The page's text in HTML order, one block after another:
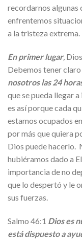
recordarnos algunas
enfrentemos
a la tristeza extrema.
En primer lugar,
Debemos tener claro
nosotros las 24
que se pueda llegar
es así porque cada
estamos ocupados
por más que quiera
Dios puede hacerlo.
hubiéramos dado a
importancia de no
que lo despertó y le
sus fuerzas.
Salmo 46:1 Dios es
está dispuesto a